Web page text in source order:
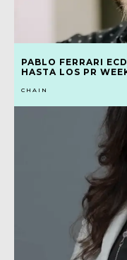
PABLO FERRARI
HASTA LOS PR
CHAIN